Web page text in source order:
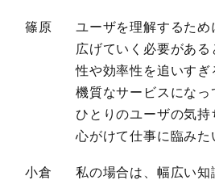
篠原
ユーザを理解するた
広げていく必要があ
性や効率性を追いす
機質なサービスになっ
ひとりのユーザの気
心がけて仕事に臨みた
小倉
私の場合は、幅広い知